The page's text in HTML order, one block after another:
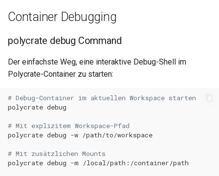
Container Debugging
polycrate debug Command
Der einfachste Weg, eine interaktive Debug-Shell im
Polycrate-Container zu starten:
# Debug-Container im aktuellen Workspace starten
polycrate
# Mit explizitem Workspace-Pfad
polycrate debug -w
# Mit zusätzlichen Mounts
polycrate debug -m